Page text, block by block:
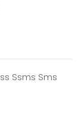
Ssms Sms